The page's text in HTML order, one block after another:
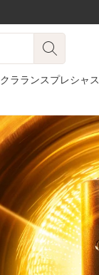
クラランスプレシャス